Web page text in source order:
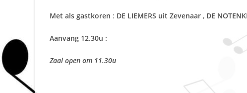
Met als gastkoren : DE LIEMERS uit Zevenaar, DE
Aanvang 12.30u :
Zaal open om 11.30u